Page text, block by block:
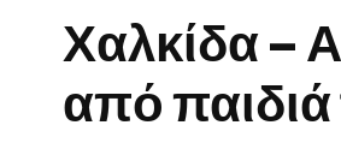
Χαλκίδα –
από